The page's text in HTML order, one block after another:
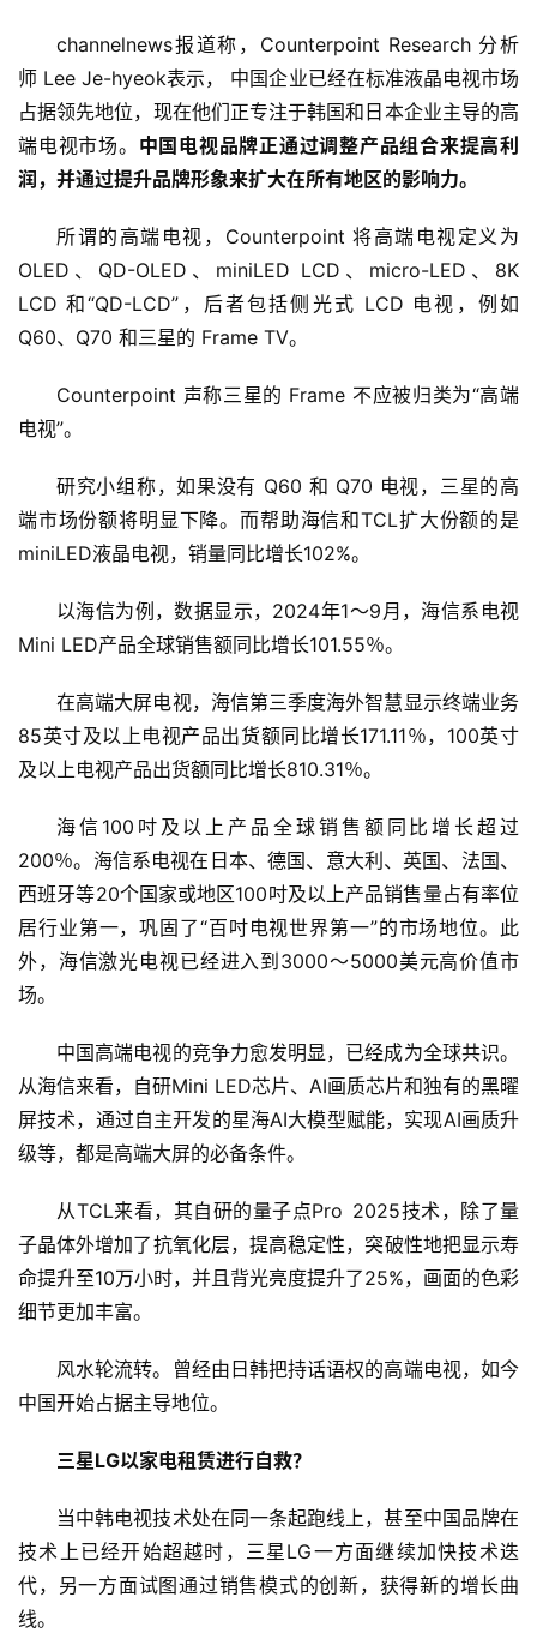
首
页
商
人
工
channelnews报道称，Counterpoint Research 分析
师 Lee Je-hyeok表示， 中国企业已经在标准液晶电视市场
占据领先地位，现在他们正专注于韩国和日本企业主导的高
端电视市场。 中国电视品牌正通过调整产品组合来提高利
润，并通过提升品牌形象来扩大在所有地区的影响力。
所谓的高端电视，Counterpoint 将高端电视定义为
OLED、QD-OLED、miniLED LCD、micro-LED、8K
LCD 和“QD-LCD”，后者包括侧光式 LCD 电视，例如
Q60、Q70 和三星的 Frame TV。
Counterpoint 声称三星的 Frame 不应被归类为“高端
电视”。
研究小组称，如果没有 Q60 和 Q70 电视，三星的高
端市场份额将明显下降。而帮助海信和TCL扩大份额的是
miniLED液晶电视，销量同比增长102%。
以海信为例，数据显示，2024年1～9月，海信系电视
Mini LED产品全球销售额同比增长101.55％。
在高端大屏电视，海信第三季度海外智慧显示终端业务
85英寸及以上电视产品出货额同比增长171.11％，100英寸
及以上电视产品出货额同比增长810.31％。
海信100吋及以上产品全球销售额同比增长超过
200％。海信系电视在日本、德国、意大利、英国、法国、
西班牙等20个国家或地区100吋及以上产品销售量占有率位
居行业第一，巩固了“百吋电视世界第一”的市场地位。此
外，海信激光电视已经进入到3000～5000美元高价值市
场。
中国高端电视的竞争力愈发明显，已经成为全球共识。
从海信来看，自研Mini LED芯片、AI画质芯片和独有的黑曜
屏技术，通过自主开发的星海AI大模型赋能，实现AI画质升
级等，都是高端大屏的必备条件。
从TCL来看，其自研的量子点Pro 2025技术，除了量
子晶体外增加了抗氧化层，提高稳定性，突破性地把显示寿
命提升至10万小时，并且背光亮度提升了25%，画面的色彩
细节更加丰富。
风水轮流转。曾经由日韩把持话语权的高端电视，如今
中国开始占据主导地位。
三星LG以家电租赁进行自救？
当中韩电视技术处在同一条起跑线上，甚至中国品牌在
技术上已经开始超越时，三星LG一方面继续加快技术迭
代，另一方面试图通过销售模式的创新，获得新的增长曲
线。